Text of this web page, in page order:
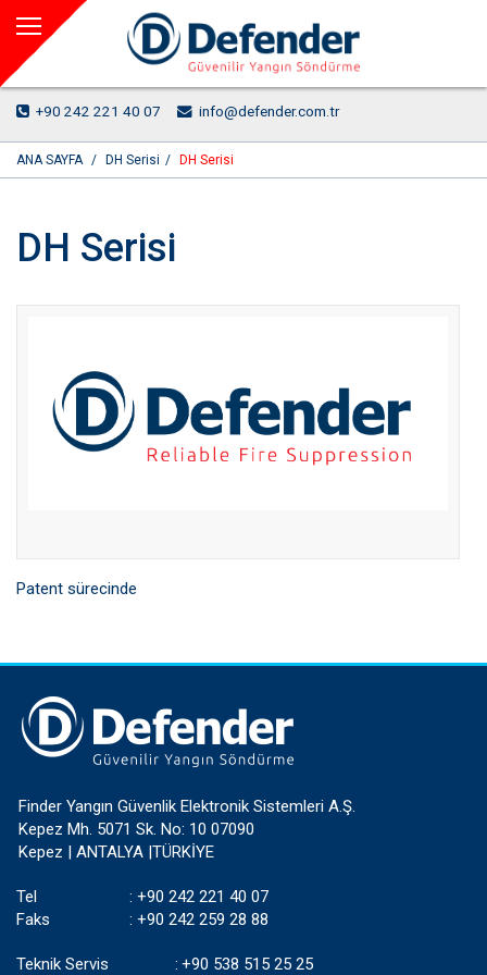
+90 242 221 40 07 info@defender.com.tr
ANA SAYFA DH Serisi DH Serisi
DH Serisi
Patent sürecinde
Finder Yangın Güvenlik Elektronik Sistemleri A.Ş.
Kepez Mh. 5071 Sk. No: 10 07090
Kepez | ANTALYA |TÜRKİYE
Tel : +90 242 221 40 07
Faks
: +90 242 259 28 88
Teknik Servis : +90 538 515 25 25